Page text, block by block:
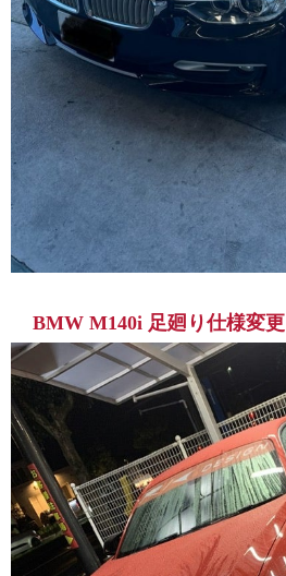
BMW M140i 足廻り仕様変更